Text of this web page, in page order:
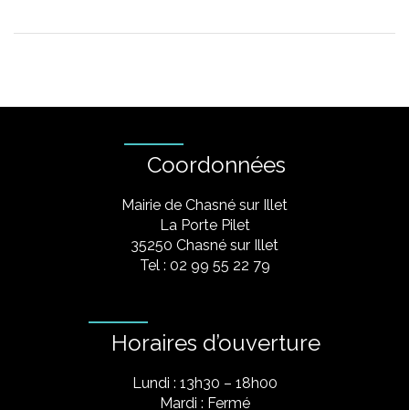
Coordonnées
Mairie de Chasné sur Illet
La Porte Pilet
35250 Chasné sur Illet
Tel : 02 99 55 22 79
Horaires d’ouverture
Lundi : 13h30 – 18h00
Mardi : Fermé